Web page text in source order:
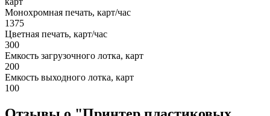
Монохромная печать, карт/час
1375
Цветная печать, карт/час
300
Емкость загрузочного лотка, карт
200
Емкость выходного лотка, карт
100